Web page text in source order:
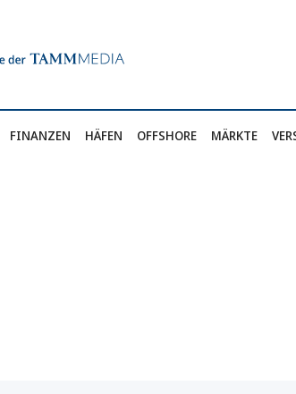
FINANZEN HÄFEN OFFSHORE MÄRKTE